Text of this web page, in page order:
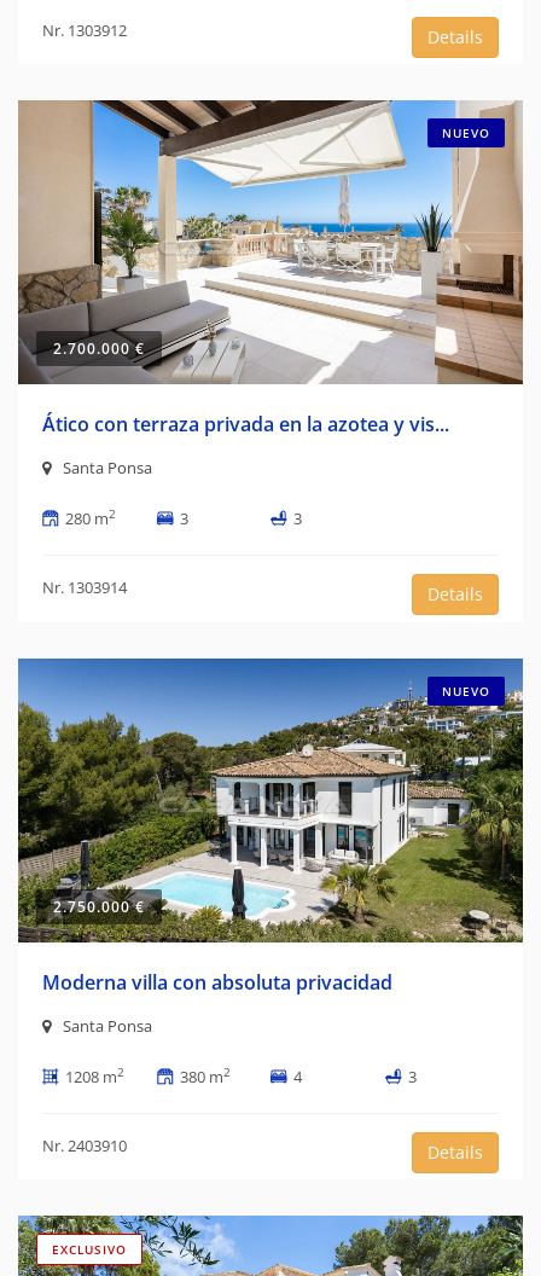
Nr. 1303912 Details
NUEVO
2.700.000 €
Ático con terraza privada en la azotea y vis...
Santa Ponsa
280 m2 3 3
Nr. 1303914 Details
NUEVO
2.750.000 €
Moderna villa con absoluta privacidad
Santa Ponsa
1208 m2 380 m2 4 3
Nr. 2403910 Details
EXCLUSIVO